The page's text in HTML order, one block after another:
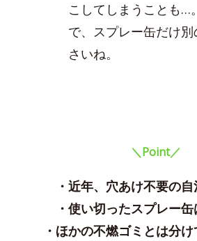
こしてしまうことも…
で、スプレー缶だけ
さいね。
＼Point／
・近年、穴あけ不要の
・使い切ったスプレー缶
・ほかの不燃ゴミとは分